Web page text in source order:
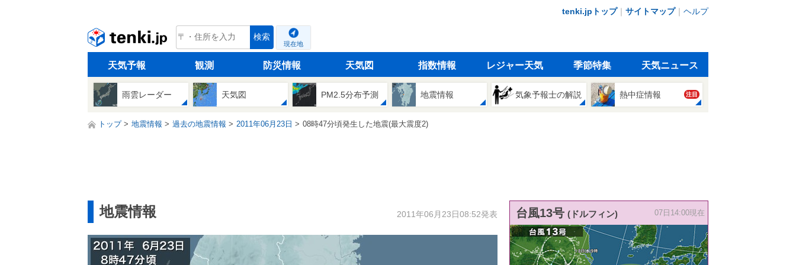
tenki.jpトップ｜ サイトマップ｜ ヘルプ
tenki.jp 検索
現在地
天気予報 観測 防災情報 天気図 指数情報 レジャー天気 季節特集 天気ニュース
雨雲レーダー 天気図 PM2.5分布予測 地震情報 気象予報士の解説 熱中症情報 注目
トップ 地震情報 過去の地震情報 2011年06月23日 08時47分頃発生した地震(最大震度2)
地震情報 2011年06月23日08:52発表 台風13号 (ドルフィン) 07日14:00現在